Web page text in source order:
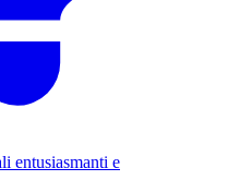
entusiasmanti e